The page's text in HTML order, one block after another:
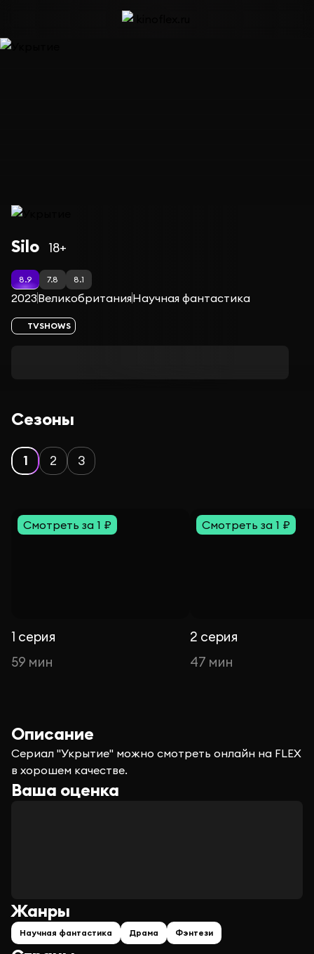
Сериал Укрытие — сезон 1
Silo 18+
8.9 7.8 8.1
2023ВеликобританияНаучная фантастика
TVSHOWS
Сезоны
1 2 3
Смотреть за 1 ₽
1 серия
59 мин
Смотреть за 1 ₽
2 серия
47 мин
Описание
Сериал "Укрытие" можно смотреть онлайн на FLEX
в хорошем качестве.
Ваша оценка
Жанры
Научная фантастика Драма Фэнтези